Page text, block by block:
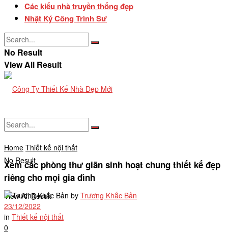
Các kiểu nhà truyền thống đẹp
Nhật Ký Công Trình Sư
No Result
View All Result
No Result
View All Result
Home Thiết kế nội thất
Xem các phòng thư giãn sinh hoạt chung thiết kế đẹp
riêng cho mọi gia đình
by Trương Khắc Bản
23/12/2022
in Thiết kế nội thất
0